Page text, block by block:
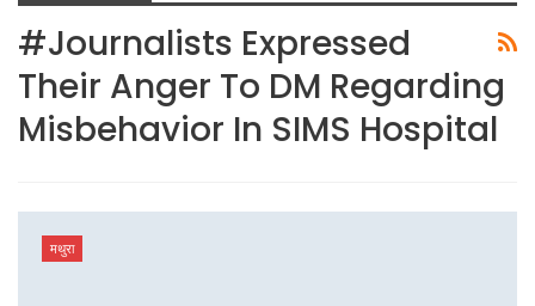
#Journalists Expressed
Their Anger To DM Regarding
Misbehavior In SIMS Hospital
मथुरा